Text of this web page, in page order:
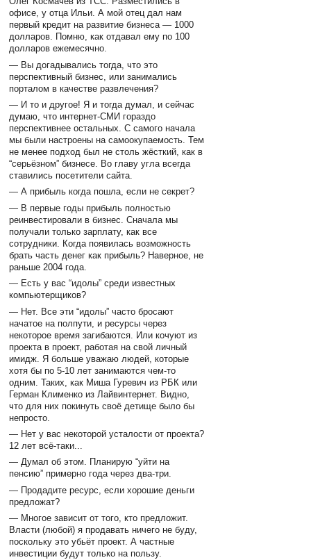
офисе, у отца Ильи. А мой отец дал нам
первый кредит на развитие бизнеса — 1000
долларов. Помню, как отдавал ему по 100
долларов ежемесячно.
— Вы догадывались тогда, что это
перспективный бизнес, или занимались
порталом в качестве развлечения?
— И то и другое! Я и тогда думал, и сейчас
думаю, что интернет-СМИ гораздо
перспективнее остальных. С самого начала
мы были настроены на самоокупаемость. Тем
не менее подход был не столь жёсткий, как в
“серьёзном” бизнесе. Во главу угла всегда
ставились посетители сайта.
— А прибыль когда пошла, если не секрет?
— В первые годы прибыль полностью
реинвестировали в бизнес. Сначала мы
получали только зарплату, как все
сотрудники. Когда появилась возможность
брать часть денег как прибыль? Наверное, не
раньше 2004 года.
— Есть у вас “идолы” среди известных
компьютерщиков?
— Нет. Все эти “идолы” часто бросают
начатое на полпути, и ресурсы через
некоторое время загибаются. Или кочуют из
проекта в проект, работая на свой личный
имидж. Я больше уважаю людей, которые
хотя бы по 5-10 лет занимаются чем-то
одним. Таких, как Миша Гуревич из РБК или
Герман Клименко из Лайвинтернет. Видно,
что для них покинуть своё детище было бы
непросто.
— Нет у вас некоторой усталости от проекта?
12 лет всё-таки...
— Думал об этом. Планирую “уйти на
пенсию” примерно года через два-три.
— Продадите ресурс, если хорошие деньги
предложат?
— Многое зависит от того, кто предложит.
Власти (любой) я продавать ничего не буду,
поскольку это убьёт проект. А частные
инвестиции будут только на пользу.